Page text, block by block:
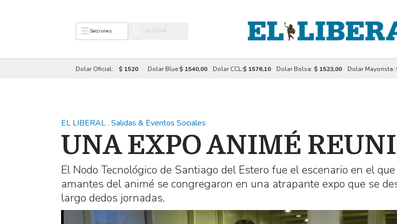
Secciones
Dolar Oficial: $ 1520 Dolar Blue:$ 1540,00 Dolar CCL:$ 1576,10 Dolar Bolsa: $ 1523,00 Dolar Mayorista:
EL LIBERAL. Salidas & Eventos Sociales
UNA EXPO ANIMÉ
El Nodo Tecnológico de Santiago del Estero fue el escenario en el
amantes del animé se congregaron en una atrapante expo que se
largo dedos jornadas.